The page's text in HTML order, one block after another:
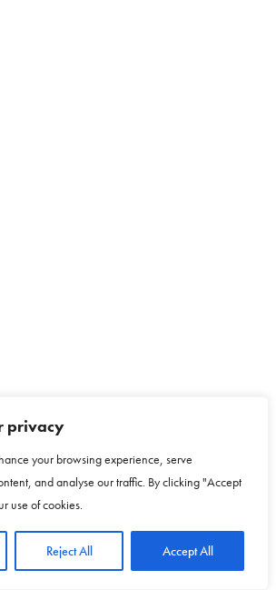
privacy
your browsing experience, serve
and analyse our traffic. By clicking "Accept
use of cookies.
Reject All Accept All